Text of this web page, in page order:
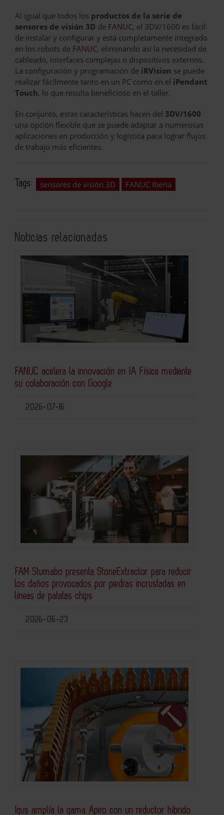
Al igual que todos los productos de la serie de
sensores de visión 3D de FANUC, el 3DV/1600 es fácil
de instalar y configurar y está completamente integrado
en los robots de FANUC, eliminando así la necesidad de
cableado, interfaces complejas o dispositivos externos.
La configuración y programación de iRVision se puede
realizar fácilmente tanto en un PC como en el iPendant
Touch, lo que resulta beneficioso en el taller.
En conjunto, estas características hacen del 3DV/1600
una opción flexible que se puede adaptar a numerosas
aplicaciones en producción y logística para lograr flujos
de trabajo más eficientes.
Tags: sensores de visión 3D FANUC Iberia
Noticias relacionadas
FANUC acelera la innovación en IA Física mediante
su colaboración con Google
2026-07-16
FAM Stumabo presenta StoneExtractor para reducir
los daños provocados por piedras incrustadas en
líneas de patatas chips
2026-06-23
Igus amplía la gama Apiro con un reductor híbrido